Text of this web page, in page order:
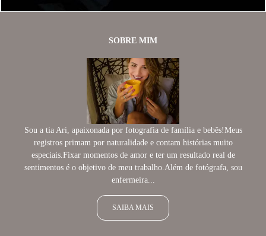
SOBRE MIM
Sou a tia Ari, apaixonada por fotografia de família e bebês!Meus
registros primam por naturalidade e contam histórias muito
especiais.Fixar momentos de amor e ter um resultado real de
sentimentos é o objetivo de meu trabalho.Além de fotógrafa, sou
enfermeira...
SAIBA MAIS